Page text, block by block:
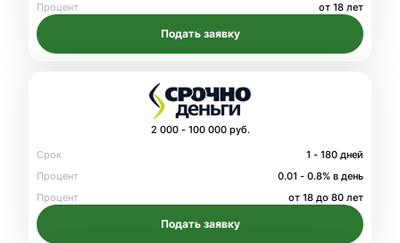
Процент
от 18 лет
Подать заявку
2 000 - 100 000 руб.
Срок
1 - 180 дней
Процент
0.01 - 0.8% в день
Процент
от 18 до 80 лет
Подать заявку